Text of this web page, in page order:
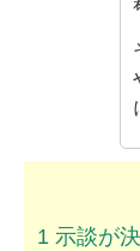
1 示談が
弁護士費用
弁護士を探
弁護士に相